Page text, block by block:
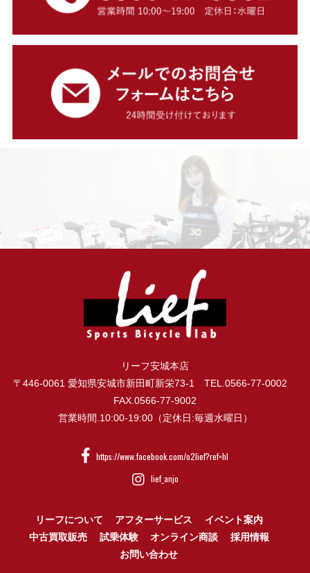
リーフ安城本店
〒446-0061 愛知県安城市新田町新栄73-1 TEL.0566-77-0002
FAX.0566-77-9002
営業時間.10:00-19:00（定休日:毎週水曜日）
https://www.facebook.com/o2lief?ref=hl
lief_anjo
リーフについて アフターサービス
イベント案内
中古買取販売
試乗体験 オンライン商談
採用情報
お問い合わせ